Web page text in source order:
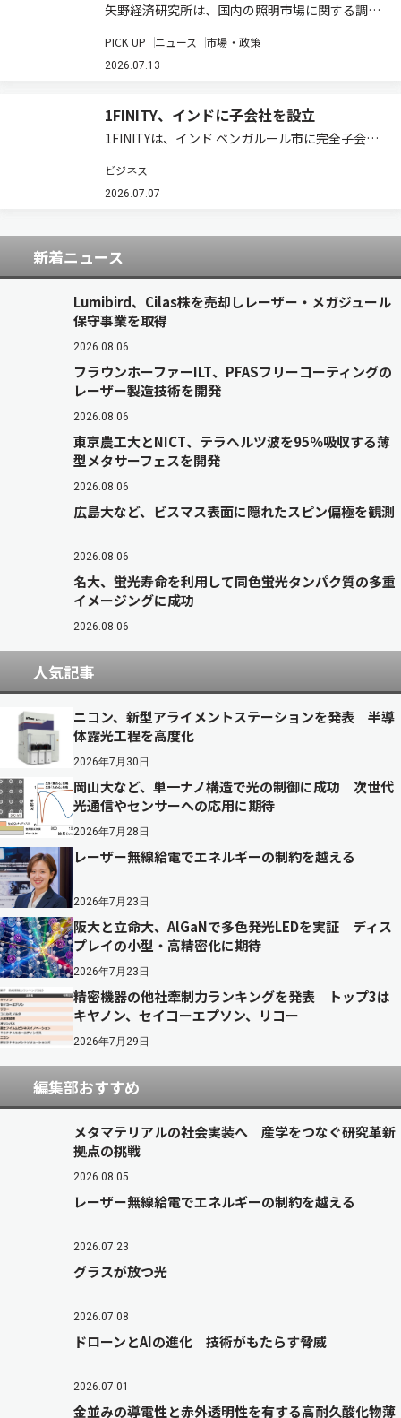
矢野経済研究所は、国内の照明市場に関する調査
の国内照明総市場規模は、前年比3.8％増の1兆
910億2,500万円と推計している。既設の蛍光灯
PICK UP ニュース 市場・政策
2026.07.13
1FINITY、インドに子会社を設立
1FINITYは、インド ベンガルール市に完全子会社
と発表した（ニュースリリース）。 同社はこれま
で、ソフトウェア開発、カスタマーサポート、マ
ビジネス
2026.07.07
新着ニュース
Lumibird、Cilas株を売却しレーザー・メガジュール
保守事業を取得
2026.08.06
フラウンホーファーILT、PFASフリーコーティングの
レーザー製造技術を開発
2026.08.06
東京農工大とNICT、テラヘルツ波を95％吸収する薄
型メタサーフェスを開発
2026.08.06
広島大など、ビスマス表面に隠れたスピン偏極を観測
2026.08.06
名大、蛍光寿命を利用して同色蛍光タンパク質の多重
イメージングに成功
2026.08.06
人気記事
ニコン、新型アライメントステーションを発表 半導
体露光工程を高度化
2026年7月30日
岡山大など、単一ナノ構造で光の制御に成功 次世代
光通信やセンサーへの応用に期待
2026年7月28日
レーザー無線給電でエネルギーの制約を越える
2026年7月23日
阪大と立命大、AlGaNで多色発光LEDを実証 ディス
プレイの小型・高精密化に期待
2026年7月23日
精密機器の他社牽制力ランキングを発表 トップ3は
キヤノン、セイコーエプソン、リコー
2026年7月29日
編集部おすすめ
メタマテリアルの社会実装へ 産学をつなぐ研究革新
拠点の挑戦
2026.08.05
レーザー無線給電でエネルギーの制約を越える
2026.07.23
グラスが放つ光
2026.07.08
ドローンとAIの進化 技術がもたらす脅威
2026.07.01
金並みの導電性と赤外透明性を有する高耐久酸化物薄